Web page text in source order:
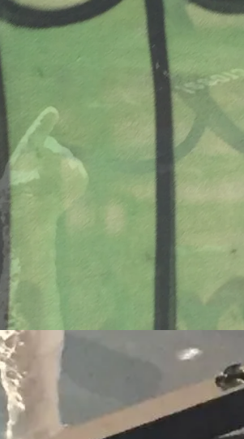
fuer-
Raimund Löw